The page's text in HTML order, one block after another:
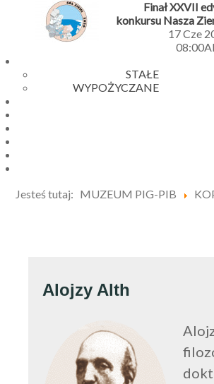
Finał XXVII
konkursu Nasza
17 Cze
STAŁE
WYPOŻYCZANE
Jesteś tutaj: MUZEUM PIG-PIB
Alojzy Alth